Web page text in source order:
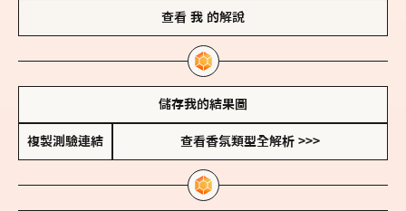
查看 我 的解說
儲存我的結果圖
複製測驗連結 查看香氛類型全解析 >>>